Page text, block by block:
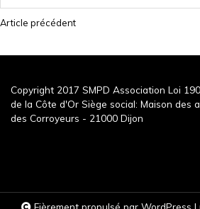
N
Article précédent
Copyright 2017 SMPD Association Loi
de la Côte d'Or Siège social: Maison des
des Corroyeurs - 21000 Dijon